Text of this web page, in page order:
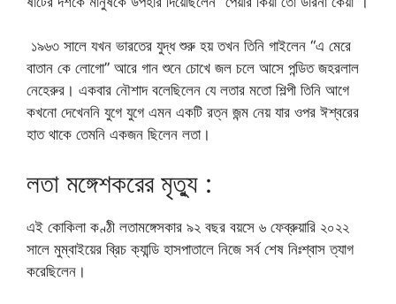
১৯৬৩ সালে যখন ভারতের যুদ্ধ শুরু হয় তখন তিনি গাইলেন “এ মেরে
বাতান কে লোগো” আরে গান শুনে চোখে জল চলে আসে পন্ডিত জহরলাল
নেহেরুর। একবার নৌশাদ বলেছিলেন যে লতার মতো শিল্পী তিনি আগে
কখনো দেখেননি যুগে যুগে এমন একটি রত্ন জন্ম নেয় যার ওপর ঈশ্বরের
হাত থাকে তেমনি একজন ছিলেন লতা।
লতা মঙ্গেশকরের মৃত্যু :
এই কোকিলা কণ্ঠী লতামঙ্গেসকার ৯২ বছর বয়সে ৬ ফেব্রুয়ারি ২০২২
সালে মুম্বাইয়ের ব্রিচ ক্যান্ডি হাসপাতালে নিজে সর্ব শেষ নিঃশ্বাস ত্যাগ
করেছিলেন।